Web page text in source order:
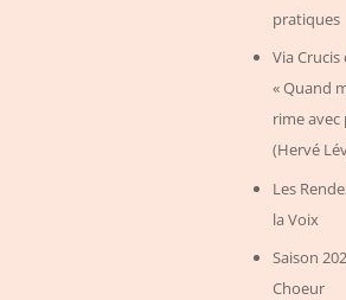
pratiques
Via Crucis
« Quand
rime avec
(Hervé
Les
la Voix
Saison
Choeur